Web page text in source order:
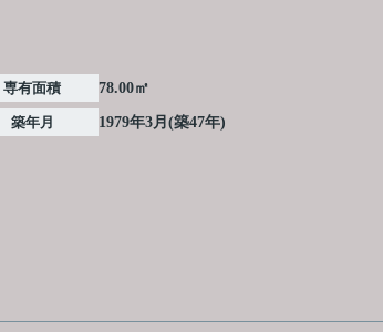
専有面積 78.00㎡
築年月 1979年3月(築47年)